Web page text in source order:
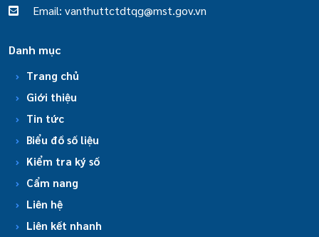
Email: vanthuttctdtqg@mst.gov.vn
Danh mục
Trang chủ
Giới thiệu
Tin tức
Biểu đồ số liệu
Kiểm tra ký số
Cẩm nang
Liên hệ
Liên kết nhanh